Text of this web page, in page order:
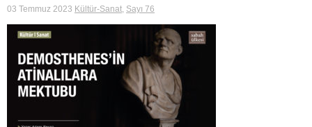
03 Temmuz 2023 Kültür-Sanat, Sayı 76